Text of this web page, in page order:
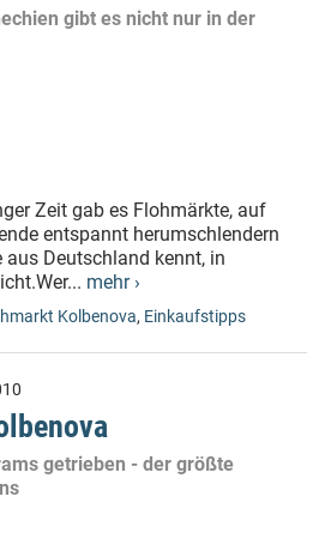
gibt es nicht nur in der
Zeit gab es Flohmärkte, auf
entspannt herumschlendern
Deutschland kennt, in
mehr ›
Kolbenova, Einkaufstipps
getrieben - der größte